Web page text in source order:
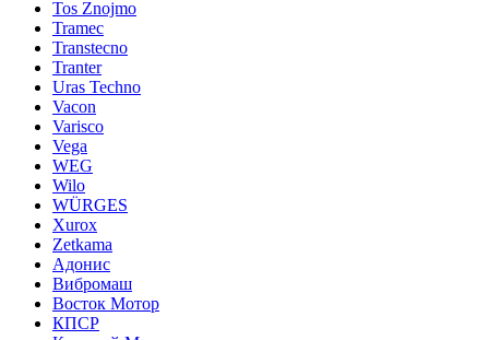
Tos Znojmo
Tramec
Transtecno
Tranter
Uras Techno
Vacon
Varisco
Vega
WEG
Wilo
WÜRGES
Xurox
Zetkama
Адонис
Вибромаш
Восток Мотор
КПСР